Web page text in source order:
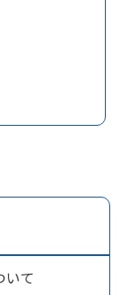
いて